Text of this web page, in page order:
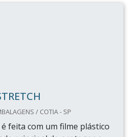
/ COTIA - SP
feita com um filme plástico